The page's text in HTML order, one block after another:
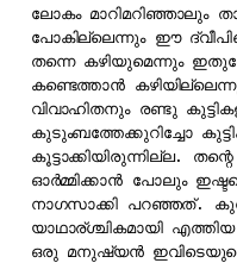
ലോകം മാറിമറിഞ്ഞാലും
പോകില്ലെന്നും ഈ
തന്നെ കഴിയുമെന്നും
കണ്ടെത്താന്‍
വിവാഹിതനും രണ്ടു
കുടുംബത്തേക്കുറിച്ചോ
കൂട്ടാക്കിയിരുന്നില്ല.
ഓര്‍മ്മിക്കാന്‍ പോലും
നാഗസാക്കി പറഞ്ഞത്.
യാഥാര്ശ്ചികമായി
ഒരു മനുഷ്യന്‍